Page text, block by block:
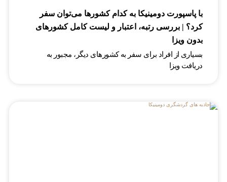
با پاسپورت دومینیکا به کدام کشورها می‌توان سفر
کرد؟ | بررسی رتبه، اعتبار و لیست کامل کشورهای
بدون ویزا
بسیاری از افراد برای سفر به کشورهای دیگر، مجبور به
دریافت ویزا